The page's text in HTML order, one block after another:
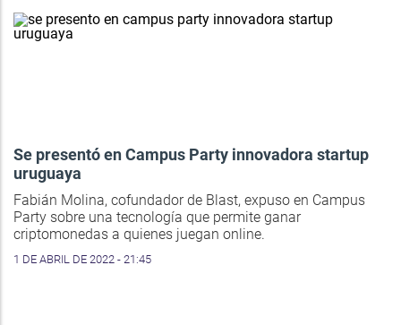
Se presentó en Campus Party innovadora startup
uruguaya
Fabián Molina, cofundador de Blast, expuso en Campus
Party sobre una tecnología que permite ganar
criptomonedas a quienes juegan online.
1 DE ABRIL DE 2022 - 21:45